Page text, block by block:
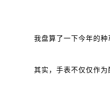
我盘算了一下今年的种
其实，手表不仅仅作为